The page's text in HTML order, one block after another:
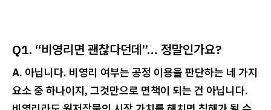
Q1. “비영리면 괜찮다던데”… 정말인가요?
A. 아닙니다. 비영리 여부는 공정 이용을 판단하는 네 가지
요소 중 하나이지, 그것만으로 면책이 되는 건 아닙니다.